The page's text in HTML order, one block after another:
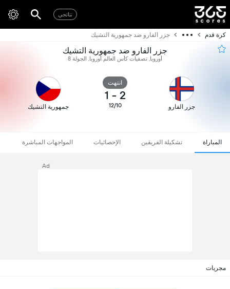
نتائجي
كرة قدم جزر الفارو ضد جمهورية التشيك
جزر الفارو ضد جمهورية التشيك
أوروبا, تصفيات كأس العالم أوروبا, الجولة 8
جزر الفارو
انتهت
2
-
1
12/10 جمهورية التشيك
المباراة تشكيلة الفريقين الإحصائيات المواجهات المباشرة
Ad
مجريات